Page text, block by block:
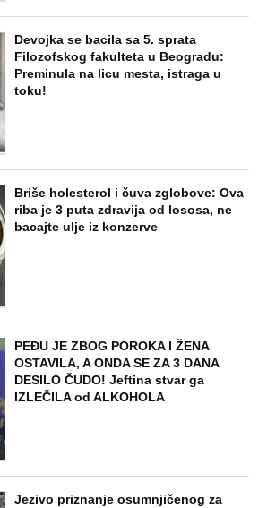
Devojka se bacila sa 5. sprata
Filozofskog fakulteta u Beogradu:
Preminula na licu mesta, istraga u
toku!
Briše holesterol i čuva zglobove: Ova
riba je 3 puta zdravija od lososa, ne
bacajte ulje iz konzerve
PEĐU JE ZBOG POROKA I ŽENA
OSTAVILA, A ONDA SE ZA 3 DANA
DESILO ČUDO! Jeftina stvar ga
IZLEČILA od ALKOHOLA
Jezivo priznanje osumnjičenog za